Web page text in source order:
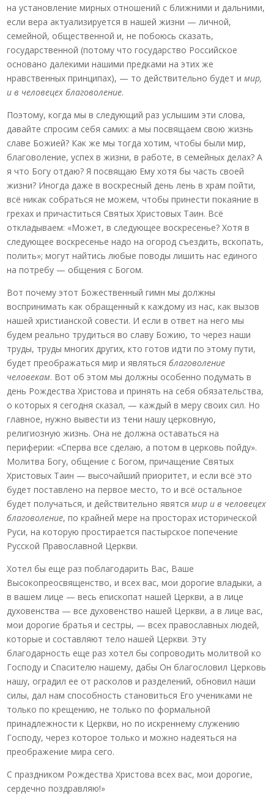
на установление мирных отношений с ближними и дальними,
если вера актуализируется в нашей жизни — личной,
семейной, общественной и, не побоюсь сказать,
государственной (потому что государство Российское
основано далекими нашими предками на этих же
нравственных принципах), — то действительно будет имир,
и в человецех благоволение.
Поэтому, когда мы в следующий раз услышим эти слова,
давайте спросим себя самих: а мы посвящаем свою жизнь
славе Божией? Как же мы тогда хотим, чтобы были мир,
благоволение, успех в жизни, в работе, в семейных делах? А
я что Богу отдаю? Я посвящаю Ему хотя бы часть своей
жизни? Иногда даже в воскресный день лень в храм пойти,
всё никак собраться не можем, чтобы принести покаяние в
грехах и причаститься Святых Христовых Таин. Всё
откладываем: «Может, в следующее воскресенье? Хотя в
следующее воскресенье надо на огород съездить, вскопать,
полить»; могут найтись любые поводы лишить нас единого
на потребу — общения с Богом.
Вот почему этот Божественный гимн мы должны
воспринимать как обращенный к каждому из нас, как вызов
нашей христианской совести. И если в ответ на него мы
будем реально трудиться во славу Божию, то через наши
труды, труды многих других, кто готов идти по этому пути,
будет преображаться мир и являтьсяблаговоление
человекам. Вот об этом мы должны особенно подумать в
день Рождества Христова и принять на себя обязательства,
о которых я сегодня сказал, — каждый в меру своих сил. Но
главное, нужно вывести из тени нашу церковную,
религиозную жизнь. Она не должна оставаться на
периферии: «Сперва все сделаю, а потом в церковь пойду».
Молитва Богу, общение с Богом, причащение Святых
Христовых Таин — высочайший приоритет, и если всё это
будет поставлено на первое место, то и всё остальное
будет получаться, и действительно явятсямир и в человецех
благоволение, по крайней мере на просторах исторической
Руси, на которую простирается пастырское попечение
Русской Православной Церкви.
Хотел бы еще раз поблагодарить Вас, Ваше
Высокопреосвященство, и всех вас, мои дорогие владыки, а
в вашем лице — весь епископат нашей Церкви, а в лице
духовенства — все духовенство нашей Церкви, а в лице вас,
мои дорогие братья и сестры, — всех православных людей,
которые и составляют тело нашей Церкви. Эту
благодарность еще раз хотел бы сопроводить молитвой ко
Господу и Спасителю нашему, дабы Он благословил Церковь
нашу, оградил ее от расколов и разделений, обновил наши
силы, дал нам способность становиться Его учениками не
только по крещению, не только по формальной
принадлежности к Церкви, но по искреннему служению
Господу, через которое только и можно надеяться на
преображение мира сего.
С праздником Рождества Христова всех вас, мои дорогие,
сердечно поздравляю!»